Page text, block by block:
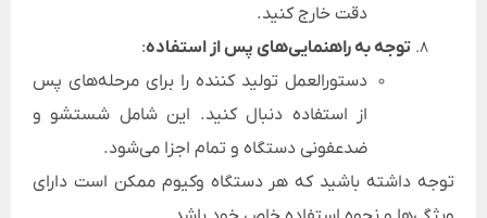
دقت خارج کنید.
توجه به راهنمایی‌های پس از استفاده:
دستورالعمل تولید کننده را برای مرحله‌های پس
از استفاده دنبال کنید. این شامل شستشو و
ضدعفونی دستگاه و تمام اجزا می‌شود.
توجه داشته باشید که هر دستگاه وکیوم ممکن است دارای